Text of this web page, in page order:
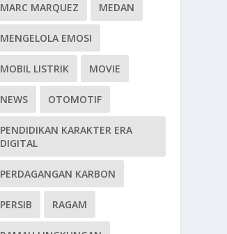
MARC MARQUEZ MEDAN
MENGELOLA EMOSI
MOBIL LISTRIK MOVIE
NEWS OTOMOTIF
PENDIDIKAN KARAKTER ERA
DIGITAL
PERDAGANGAN KARBON
PERSIB RAGAM